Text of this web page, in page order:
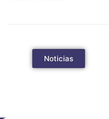
Noticias